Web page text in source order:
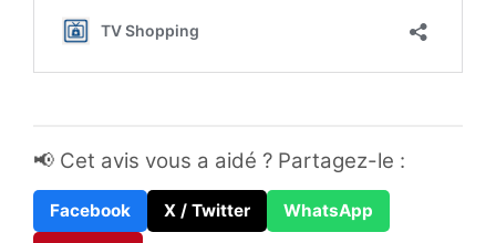
📢 Cet avis vous a aidé ? Partagez-le :
Facebook X / Twitter
WhatsApp